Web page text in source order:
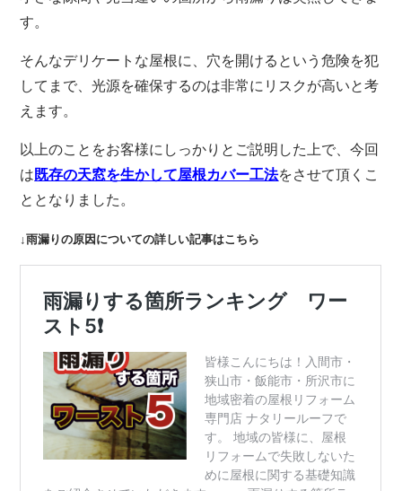
す。
そんなデリケートな屋根に、穴を開けるという危険を犯
してまで、光源を確保するのは非常にリスクが高いと考
えます。
以上のことをお客様にしっかりとご説明した上で、今回
は 既存の天窓を生かして屋根カバー工法をさせて頂くこ
ととなりました。
↓雨漏りの原因についての詳しい記事はこちら